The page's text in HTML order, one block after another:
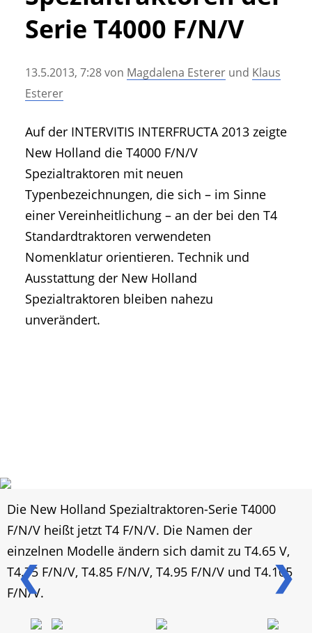
• Geschichte und Geschichten
• Messen und Veranstaltungen
• Agritechnica Neuheiten Archiv
• Artikel nach Hersteller/Marke
Serie T4000 F/N/V
13.5.2013, 7:28von Magdalena Esterer und Klaus
Esterer
Auf der INTERVITIS INTERFRUCTA 2013 zeigte
New Holland die T4000 F/N/V
Spezialtraktoren mit neuen
Typenbezeichnungen, die sich – im Sinne
einer Vereinheitlichung – an der bei den T4
Standardtraktoren verwendeten
Nomenklatur orientieren. Technik und
Ausstattung der New Holland
Spezialtraktoren bleiben nahezu
unverändert.
❮ ❯
Die New Holland Spezialtraktoren-Serie T4000
F/N/V heißt jetzt T4 F/N/V. Die Namen der
einzelnen Modelle ändern sich damit zu T4.65 V,
T4.75 F/N/V, T4.85 F/N/V, T4.95 F/N/V und T4.105
F/N/V.